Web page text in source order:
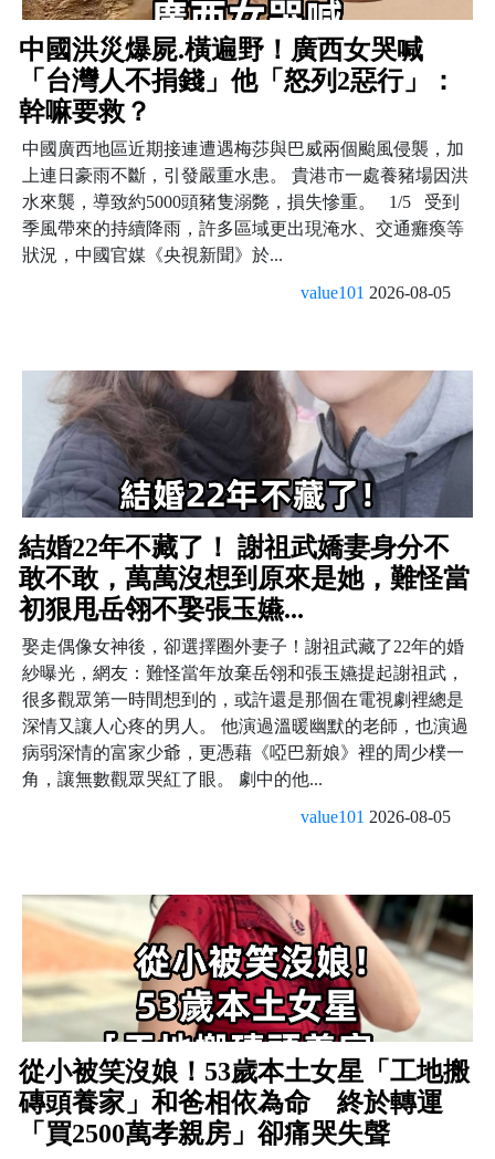
中國洪災爆屍.橫遍野！廣西女哭喊
「台灣人不捐錢」他「怒列2惡行」：
幹嘛要救？
中國廣西地區近期接連遭遇梅莎與巴威兩個颱風侵襲，加
上連日豪雨不斷，引發嚴重水患。 貴港市一處養豬場因洪
水來襲，導致約5000頭豬隻溺斃，損失慘重。 1/5 受到
季風帶來的持續降雨，許多區域更出現淹水、交通癱瘓等
狀況，中國官媒《央視新聞》於...
value101 2026-08-05
結婚22年不藏了！ 謝祖武嬌妻身分不
敢不敢，萬萬沒想到原來是她，難怪當
初狠甩岳翎不娶張玉嬿...
娶走偶像女神後，卻選擇圈外妻子！謝祖武藏了22年的婚
紗曝光，網友：難怪當年放棄岳翎和張玉嬿提起謝祖武，
很多觀眾第一時間想到的，或許還是那個在電視劇裡總是
深情又讓人心疼的男人。 他演過溫暖幽默的老師，也演過
病弱深情的富家少爺，更憑藉《啞巴新娘》裡的周少樸一
角，讓無數觀眾哭紅了眼。 劇中的他...
value101 2026-08-05
從小被笑沒娘！53歲本土女星「工地搬
磚頭養家」和爸相依為命 終於轉運
「買2500萬孝親房」卻痛哭失聲